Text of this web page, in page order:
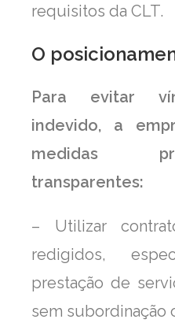
requisitos da CLT.
O
Para evitar
indevido, a
medidas
transparentes:
– Utilizar
redigidos,
prestação de
sem subordinação